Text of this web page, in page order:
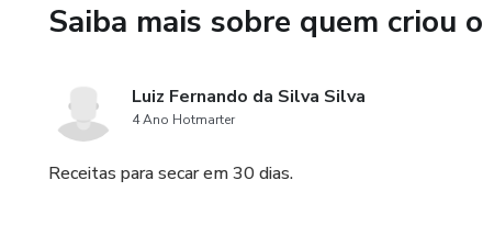
Saiba mais sobre quem criou
Luiz Fernando da Silva Silva
4 Ano Hotmarter
Receitas para secar em 30 dias.